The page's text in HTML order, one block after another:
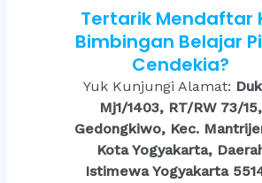
Tertarik Mendaftar
Bimbingan Belajar
Cendekia?
Yuk Kunjungi Alamat:
Mj1/1403, RT/RW 73/15,
Gedongkiwo, Kec.
Kota Yogyakarta,
Istimewa Yogyakarta